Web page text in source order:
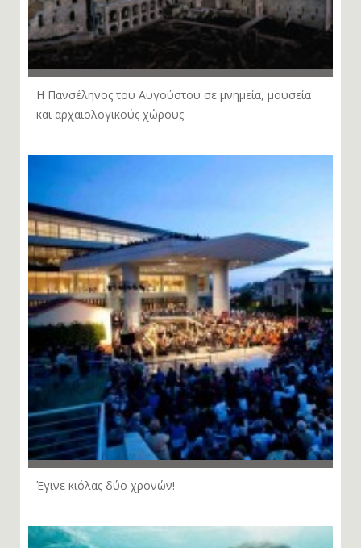
Η Πανσέληνος του Αυγούστου σε μνημεία, μουσεία
και αρχαιολογικούς χώρους
Έγινε κιόλας δύο χρονών!